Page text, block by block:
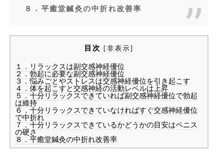
８．平癒堂鍼灸の中折れ改善率
目次 [非表示]
１．リラックスは副交感神経優位
２．勃起に必要な副交感神経優位
３．悩みごとやストレスは交感神経優位を引き起こす
４．体を起こすと交感神経の活動レベルは上昇
５．十分リラックスできていれば副交感神経優位で勃起
は維持
６．十分リラックスできていなければすぐ交感神経優位
で中折れ
７．十分リラックスできているかどうかの目安はペニス
の硬さ
８．平癒堂鍼灸の中折れ改善率